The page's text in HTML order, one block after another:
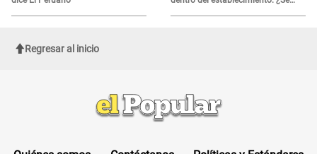
logró atrapar al sospechoso?
Regresar al inicio